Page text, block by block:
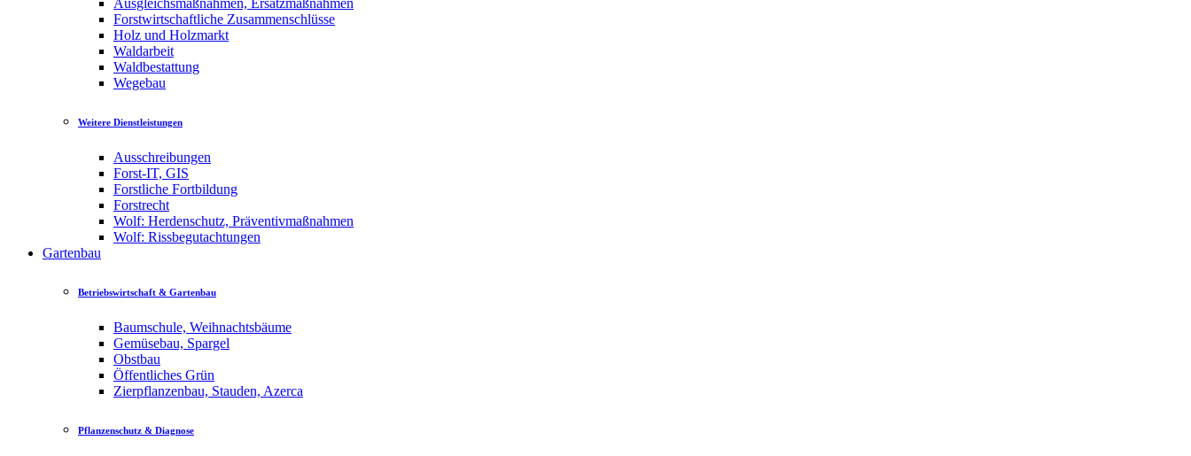
Forstwirtschaftliche Zusammenschlüsse
Holz und Holzmarkt
Waldarbeit
Waldbestattung
Wegebau
Weitere Dienstleistungen
Ausschreibungen
Forst-IT, GIS
Forstliche Fortbildung
Forstrecht
Wolf: Herdenschutz, Präventivmaßnahmen
Wolf: Rissbegutachtungen
Gartenbau
Betriebswirtschaft & Gartenbau
Baumschule, Weihnachtsbäume
Gemüsebau, Spargel
Obstbau
Öffentliches Grün
Zierpflanzenbau, Stauden, Azerca
Pflanzenschutz & Diagnose